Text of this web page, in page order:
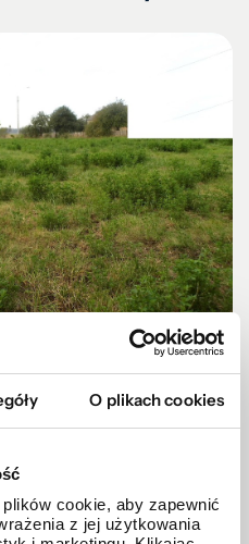
O plikach cookies
cookie, aby zapewnić
z jej użytkowania